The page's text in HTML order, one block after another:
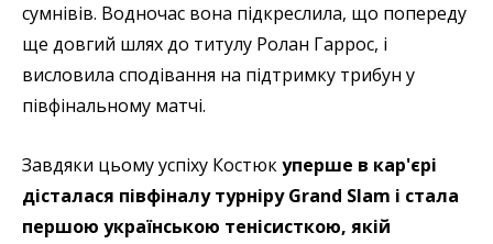
сумнівів. Водночас вона підкреслила, що попереду
ще довгий шлях до титулу Ролан Гаррос, і
висловила сподівання на підтримку трибун у
півфінальному матчі.
Завдяки цьому успіху Костюкуперше в кар'єрі
дісталася півфіналу турніру Grand Slam і стала
першою українською тенісисткою, якій